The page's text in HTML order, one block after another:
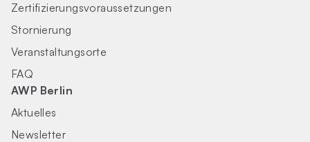
Zertifizierungs­voraus­setzungen
Stornierung
Veranstaltungsorte
FAQ
AWP Berlin
Aktuelles
Newsletter